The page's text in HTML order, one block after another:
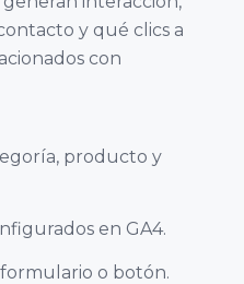
y qué clics a
con
producto y
en GA4.
o botón.